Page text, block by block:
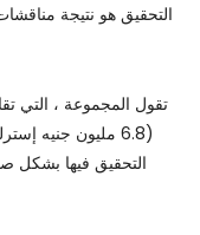
التحقيق هو نتيجة
(6.8 مليون جنيه
التحقيق فيها بشكل